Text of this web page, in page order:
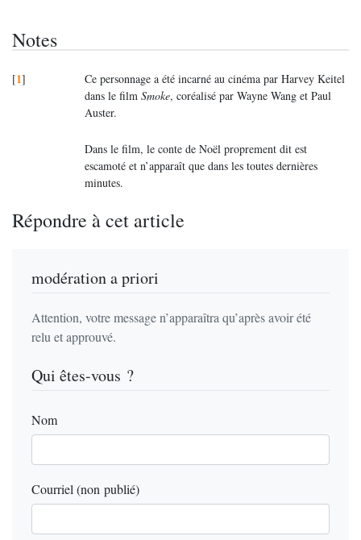
Notes
[1]
Ce personnage a été incarné au cinéma par Harvey Keitel
dans le film Smoke, coréalisé par Wayne Wang et Paul
Auster.
Dans le film, le conte de Noël proprement dit est
escamoté et n’apparaît que dans les toutes dernières
minutes.
Répondre à cet article
modération a priori
Attention, votre message n’apparaîtra qu’après avoir été
relu et approuvé.
Qui êtes-vous ?
Nom
Courriel (non publié)